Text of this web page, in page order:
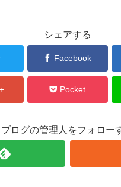
シェアする
Facebook
Pocket
ブログの管理人をフォロー